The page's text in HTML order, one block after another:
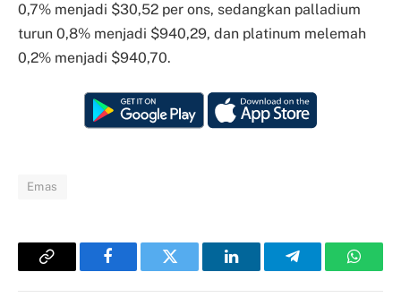
0,7% menjadi $30,52 per ons, sedangkan palladium
turun 0,8% menjadi $940,29, dan platinum melemah
0,2% menjadi $940,70.
Emas
Copy
FacebookTwitter LinkedInTelegram